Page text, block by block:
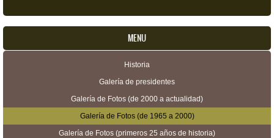
MENU
Historia
Galería de presidentes
Galería de Fotos (de 2000 a actualidad)
Galería de Fotos (de 1965 a 2000)
Galería de Fotos (primeros 25 años de historia)